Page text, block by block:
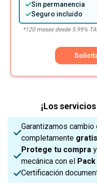
Sin permanencia
Seguro incluido
*120meses desde 5.99%
¡Los
Garantizamos
completamente gratis
Protege tu compra
mecánica con el
Certificación